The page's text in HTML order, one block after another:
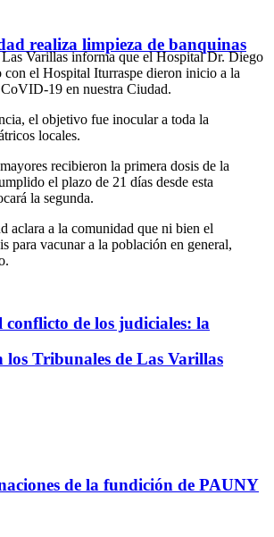
realiza limpieza de banquinas
conflicto de los judiciales: la
los Tribunales de Las Varillas
Varillas informa que el Hospital Dr. Diego
el Hospital Iturraspe dieron inicio a la
19 en nuestra Ciudad.
el objetivo fue inocular a toda la
locales.
recibieron la primera dosis de la
el plazo de 21 días desde esta
la segunda.
aclara a la comunidad que ni bien el
para vacunar a la población en general,
de la fundición de PAUNY